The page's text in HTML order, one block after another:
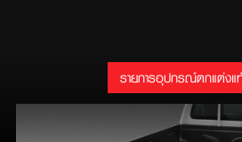
รายการอุปกรณ์ตกแต่งแ